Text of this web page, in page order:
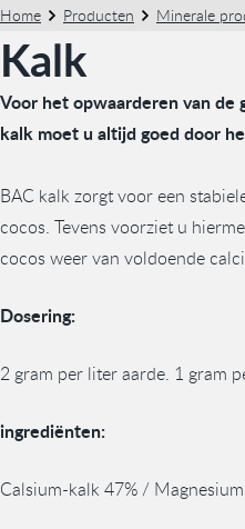
Home Producten Minerale
Kalk
Voor het opwaarderen van de
kalk moet u altijd goed door
BAC kalk zorgt voor een
cocos. Tevens voorziet u
cocos weer van voldoende
Dosering:
2 gram per liter aarde. 1 gram
ingrediënten:
Calsium-kalk 47% /